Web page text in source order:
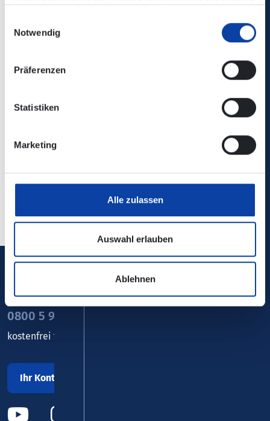
Notwendig
Präferenzen
Statistiken
Marketing
Alle zulassen
Auswahl erlauben
Ablehnen
Tickets
Hauptbühne im Burghof
Zurück zur Übersicht
Verkehrsverbund Rhein-Mosel GmbH
0800 5 986 986
kostenfrei täglich 8 - 20 Uhr
Ihr Kontakt zu uns